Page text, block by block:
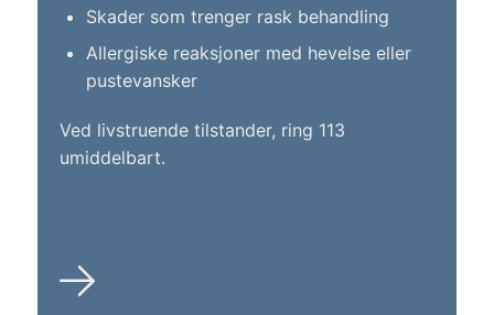
Skader som trenger rask behandling
Allergiske reaksjoner med hevelse eller
pustevansker
Ved livstruende tilstander, ring 113
umiddelbart.